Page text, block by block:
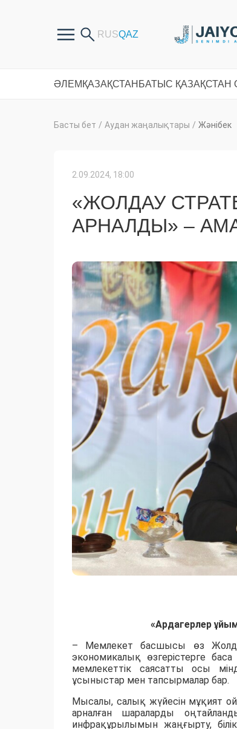
ӘЛЕМ ҚАЗАҚСТАН БАТЫС ҚАЗАҚСТАН
Басты бет / Аудан жаңалықтары / Жәнібек
2.09.2024, 18:00
«ЖОЛДАУ
АРНАЛДЫ» –
«Ардагерлер
– Мемлекет басшысы өз
экономикалық өзгерістерге
мемлекеттік саясатты осы
ұсыныстар мен тапсырмалар бар.
Мысалы, салық жүйесін мұқият
арналған шараларды
инфрақұрылымын жаңғырту,